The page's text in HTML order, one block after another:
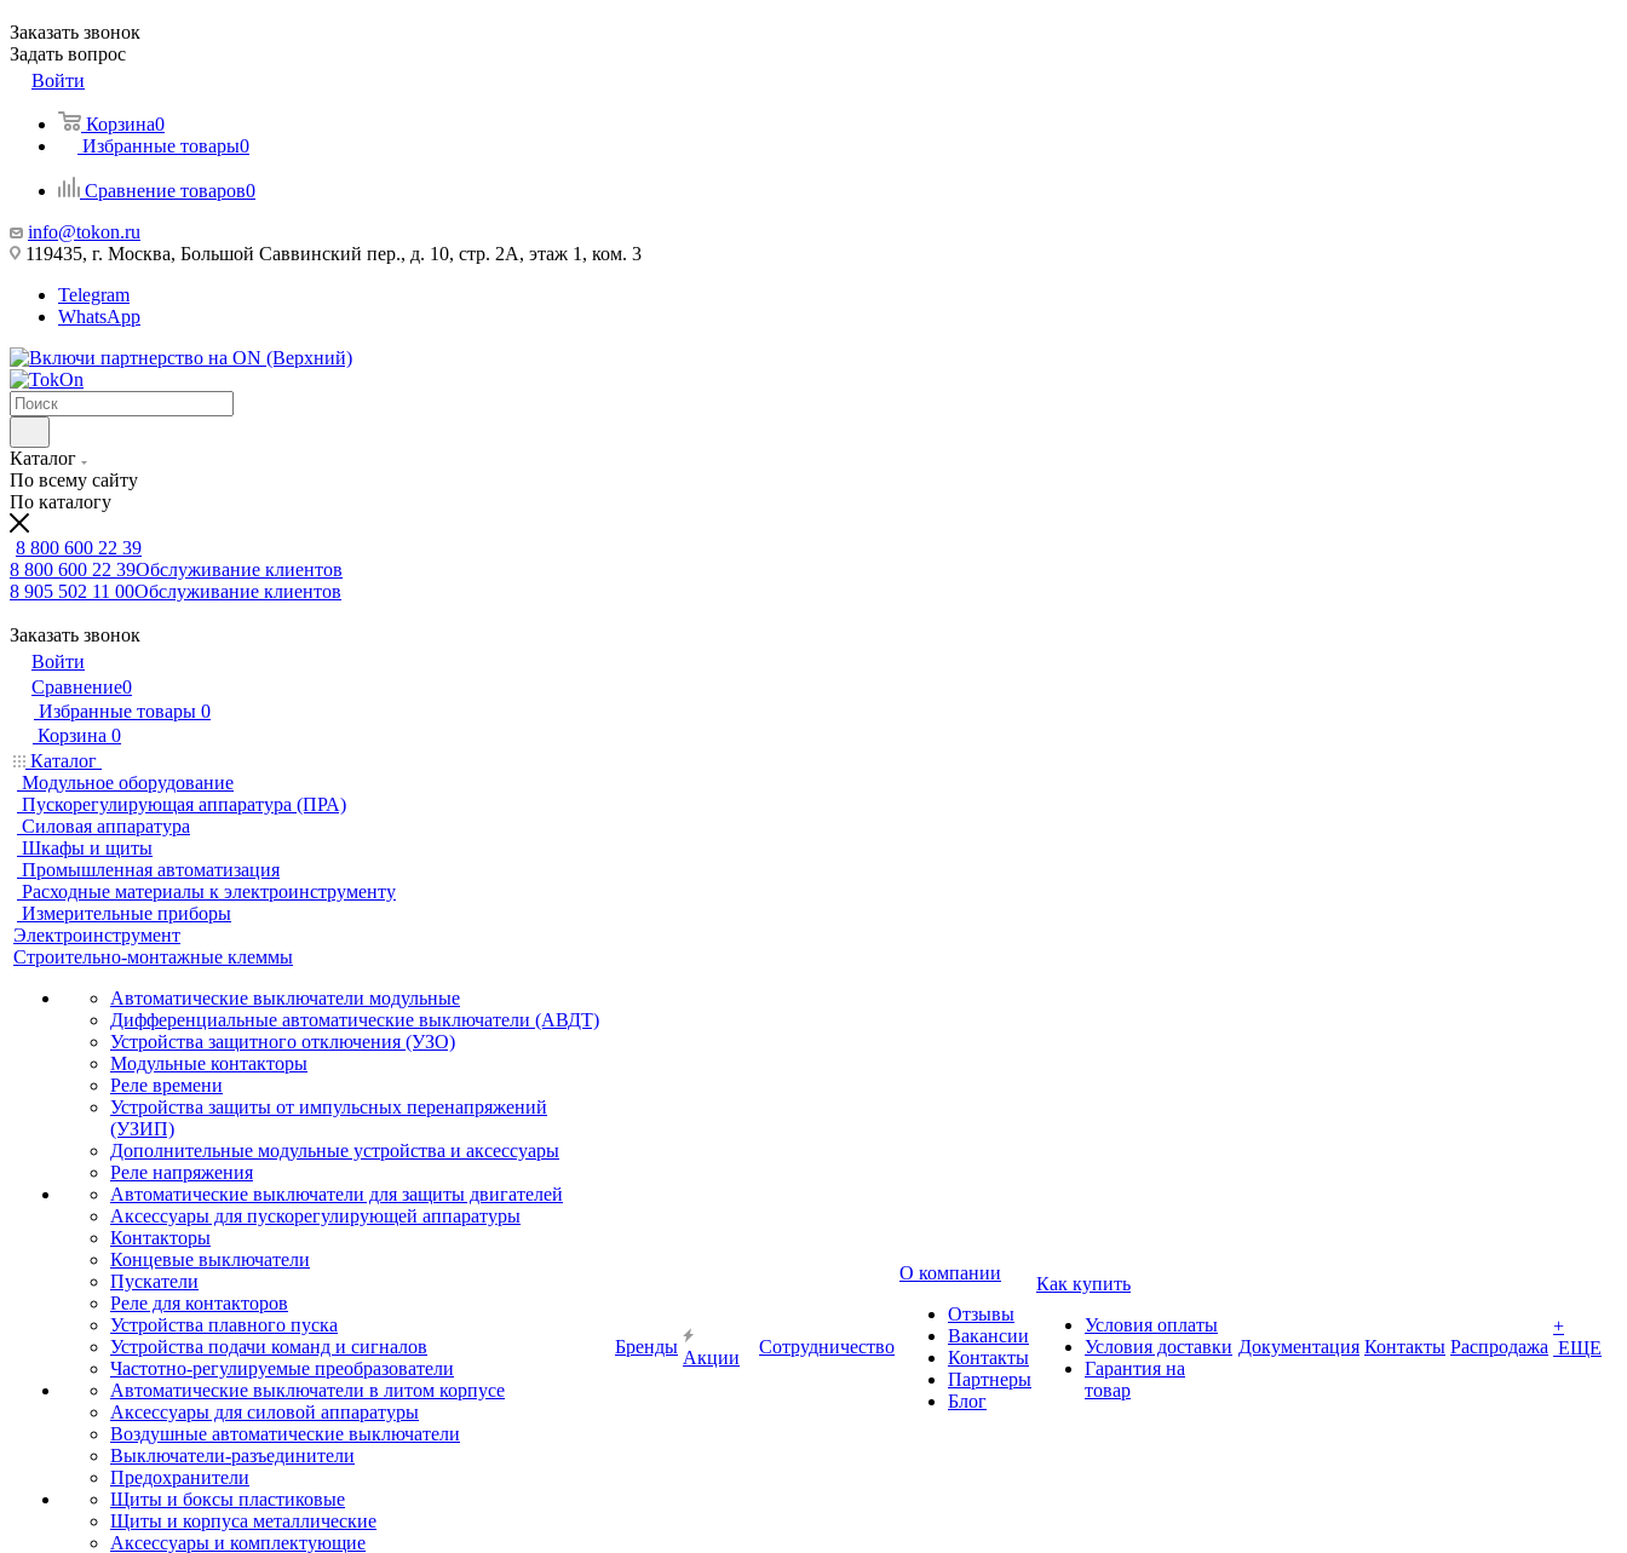
Заказать звонок
Задать вопрос
Войти
Корзина0
Избранные товары0
Сравнение товаров0
info@tokon.ru
119435, г. Москва, Большой Саввинский пер., д. 10, стр. 2А, этаж 1, ком. 3
Telegram
WhatsApp
Каталог
По всему сайту
По каталогу
8 800 600 22 39
8 800 600 22 39Обслуживание клиентов
8 905 502 11 00Обслуживание клиентов
Заказать звонок
Войти
Сравнение0
Избранные товары 0
Корзина 0
Каталог
Модульное оборудование
Пускорегулирующая аппаратура (ПРА)
Силовая аппаратура
Шкафы и щиты
Промышленная автоматизация
Расходные материалы к электроинструменту
Измерительные приборы
Электроинструмент
Строительно-монтажные клеммы
Автоматические выключатели модульные
Дифференциальные автоматические выключатели (АВДТ)
Устройства защитного отключения (УЗО)
Модульные контакторы
Реле времени
Устройства защиты от импульсных перенапряжений
(УЗИП)
Дополнительные модульные устройства и аксессуары
Реле напряжения
Автоматические выключатели для защиты двигателей
Аксессуары для пускорегулирующей аппаратуры
Контакторы
Концевые выключатели
Пускатели
Реле для контакторов
Устройства плавного пуска
Устройства подачи команд и сигналов
Частотно-регулируемые преобразователи
Автоматические выключатели в литом корпусе
Аксессуары для силовой аппаратуры
Воздушные автоматические выключатели
Выключатели-разъединители
Предохранители
Щиты и боксы пластиковые
Щиты и корпуса металлические
Аксессуары и комплектующие
Бренды
Акции
Сотрудничество
О компании
Отзывы
Вакансии
Контакты
Партнеры
Блог
Как купить
Условия оплаты
Условия доставки
Гарантия на
товар
Документация Контакты Распродажа
+
ЕЩЕ